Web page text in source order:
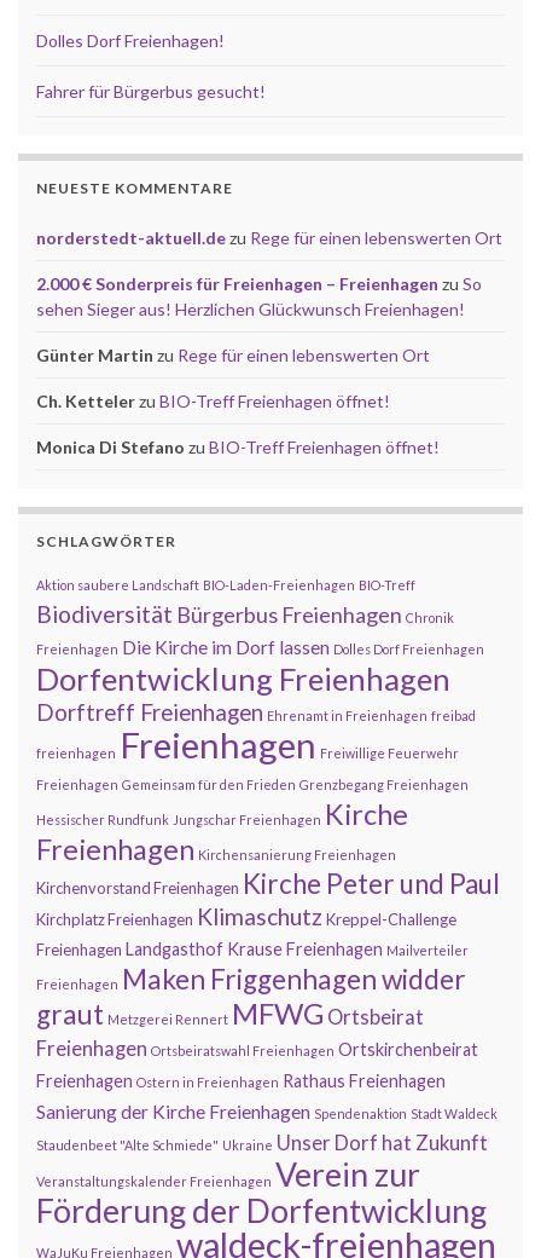
Dolles Dorf Freienhagen!
Fahrer für Bürgerbus gesucht!
NEUESTE KOMMENTARE
norderstedt-aktuell.dezu Rege für einen lebenswerten Ort
2.000 € Sonderpreis für Freienhagen – Freienhagen zu So
sehen Sieger aus! Herzlichen Glückwunsch Freienhagen!
Günter Martin zu Rege für einen lebenswerten Ort
Ch. Kettelerzu BIO-Treff Freienhagen öffnet!
Monica Di Stefano zu BIO-Treff Freienhagen öffnet!
SCHLAGWÖRTER
Aktion saubere Landschaft BIO-Laden-Freienhagen BIO-Treff
Biodiversität Bürgerbus Freienhagen Chronik
Freienhagen Die Kirche im Dorf lassen Dolles Dorf Freienhagen
Dorfentwicklung Freienhagen
Dorftreff Freienhagen Ehrenamt in Freienhagen freibad
freienhagen Freienhagen Freiwillige Feuerwehr
Freienhagen Gemeinsam für den Frieden Grenzbegang Freienhagen
Hessischer Rundfunk Jungschar Freienhagen Kirche
Freienhagen Kirchensanierung Freienhagen
Kirchenvorstand Freienhagen Kirche Peter und Paul
Kirchplatz Freienhagen Klimaschutz Kreppel-Challenge
Freienhagen Landgasthof Krause Freienhagen Mailverteiler
Freienhagen Maken Friggenhagen widder
graut Metzgerei Rennert MFWG Ortsbeirat
Freienhagen Ortsbeiratswahl Freienhagen Ortskirchenbeirat
Freienhagen Ostern in Freienhagen Rathaus Freienhagen
Sanierung der Kirche Freienhagen Spendenaktion Stadt Waldeck
Staudenbeet "Alte Schmiede" Ukraine Unser Dorf hat Zukunft
Veranstaltungskalender Freienhagen Verein zur
Förderung der Dorfentwicklung
WaJuKu Freienhagen waldeck-freienhagen